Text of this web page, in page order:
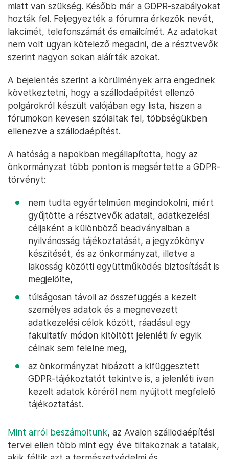
miatt van szükség. Később már a GDPR-szabályokat
hozták fel. Feljegyezték a fórumra érkezők nevét,
lakcímét, telefonszámát és emailcímét. Az adatokat
nem volt ugyan kötelező megadni, de a résztvevők
szerint nagyon sokan aláírták azokat.
A bejelentés szerint a körülmények arra engednek
következtetni, hogy a szállodaépítést ellenző
polgárokról készült valójában egy lista, hiszen a
fórumokon kevesen szólaltak fel, többségükben
ellenezve a szállodaépítést.
A hatóság a napokban megállapította, hogy az
önkormányzat több ponton is megsértette a GDPR-
törvényt:
nem tudta egyértelműen megindokolni, miért
gyűjtötte a résztvevők adatait, adatkezelési
céljaként a különböző beadványaiban a
nyilvánosság tájékoztatását, a jegyzőkönyv
készítését, és az önkormányzat, illetve a
lakosság közötti együttműködés biztosítását is
megjelölte,
túlságosan távoli az összefüggés a kezelt
személyes adatok és a megnevezett
adatkezelési célok között, ráadásul egy
fakultatív módon kitöltött jelenléti ív egyik
célnak sem felelne meg,
az önkormányzat hibázott a kifüggesztett
GDPR-tájékoztatót tekintve is, a jelenléti íven
kezelt adatok köréről nem nyújtott megfelelő
tájékoztatást.
Mint arról beszámoltunk, az Avalon szállodaépítési
tervei ellen több mint egy éve tiltakoznak a tataiak,